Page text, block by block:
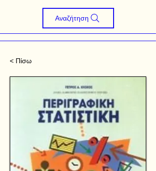
Αναζήτηση
< Πίσω